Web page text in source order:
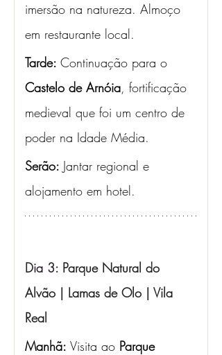
imersão na natureza. Almoço
em restaurante local.
Tarde: Continuação para o
Castelo de Arnóia, fortificação
medieval que foi um centro de
poder na Idade Média.
Serão: Jantar regional e
alojamento em hotel.
Dia 3: Parque Natural do
Alvão | Lamas de Olo | Vila
Real
Manhã: Visita ao Parque